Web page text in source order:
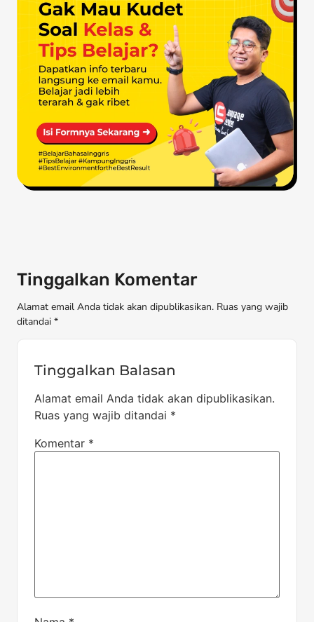
Tinggalkan Komentar
Alamat email Anda tidak akan dipublikasikan. Ruas yang wajib
ditandai *
Tinggalkan Balasan
Alamat email Anda tidak akan dipublikasikan.
Ruas yang wajib ditandai *
Komentar *